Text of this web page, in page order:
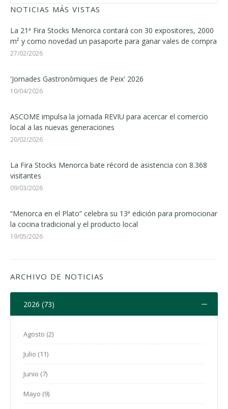
NOTICIAS MÁS VISTAS
La 21ª Fira Stocks Menorca contará con 30 expositores, 2000
m² y como novedad un pasaporte para ganar vales de compra
27/02/2026
'Jornades Gastronòmiques de Peix' 2026
10/04/2026
ASCOME impulsa la jornada REVIU para acercar el comercio
local a las nuevas generaciones
20/02/2026
La Fira Stocks Menorca bate récord de asistencia con 8.368
visitantes
09/03/2026
“Menorca en el Plato” celebra su 13ª edición para promocionar
la cocina tradicional y el producto local
19/05/2026
ARCHIVO DE NOTICIAS
2026 (73)
Agosto (2)
Julio (11)
Junio (7)
Mayo (9)